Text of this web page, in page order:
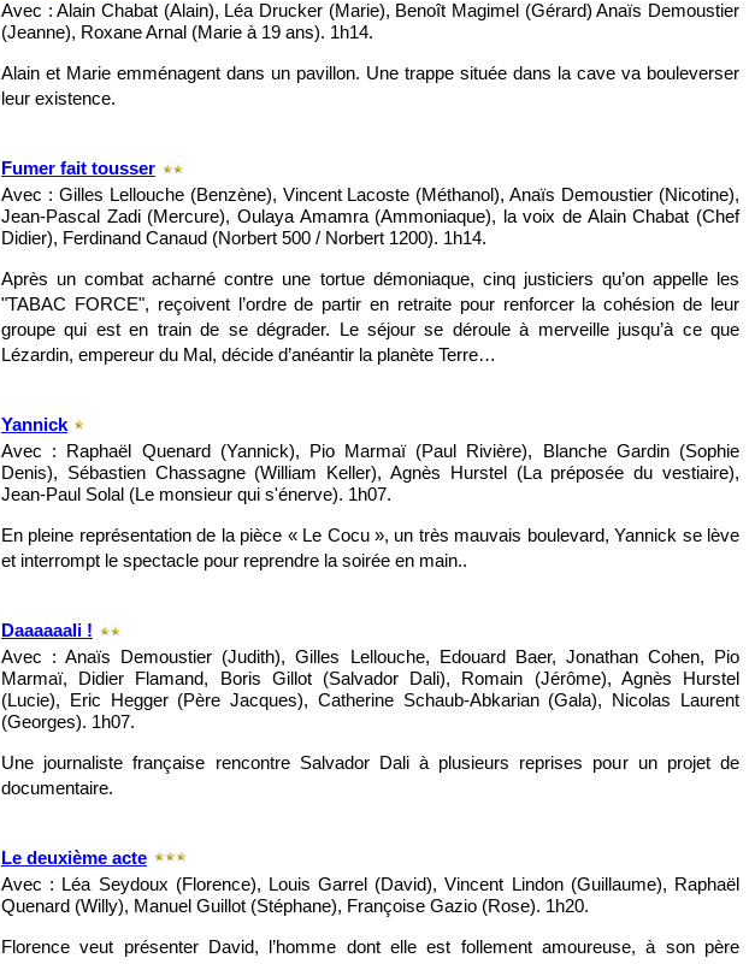
Avec : Alain Chabat (Alain), Léa Drucker (Marie), Benoît Magimel (Gérard) Anaïs Demoustier
(Jeanne), Roxane Arnal (Marie à 19 ans). 1h14.
Alain et Marie emménagent dans un pavillon. Une trappe située dans la cave va bouleverser
leur existence.
Fumer fait tousser
Avec : Gilles Lellouche (Benzène), Vincent Lacoste (Méthanol), Anaïs Demoustier (Nicotine),
Jean-Pascal Zadi (Mercure), Oulaya Amamra (Ammoniaque), la voix de Alain Chabat (Chef
Didier), Ferdinand Canaud (Norbert 500 / Norbert 1200). 1h14.
Après un combat acharné contre une tortue démoniaque, cinq justiciers qu’on appelle les
"TABAC FORCE", reçoivent l’ordre de partir en retraite pour renforcer la cohésion de leur
groupe qui est en train de se dégrader. Le séjour se déroule à merveille jusqu’à ce que
Lézardin, empereur du Mal, décide d’anéantir la planète Terre…
Yannick
Avec : Raphaël Quenard (Yannick), Pio Marmaï (Paul Rivière), Blanche Gardin (Sophie
Denis), Sébastien Chassagne (William Keller), Agnès Hurstel (La préposée du vestiaire),
Jean-Paul Solal (Le monsieur qui s'énerve). 1h07.
En pleine représentation de la pièce « Le Cocu », un très mauvais boulevard, Yannick se lève
et interrompt le spectacle pour reprendre la soirée en main..
Daaaaaali !
Avec : Anaïs Demoustier (Judith), Gilles Lellouche, Edouard Baer, Jonathan Cohen, Pio
Marmaï, Didier Flamand, Boris Gillot (Salvador Dali), Romain (Jérôme), Agnès Hurstel
(Lucie), Eric Hegger (Père Jacques), Catherine Schaub-Abkarian (Gala), Nicolas Laurent
(Georges). 1h07.
Une journaliste française rencontre Salvador Dali à plusieurs reprises pour un projet de
documentaire.
Le deuxième acte
Avec : Léa Seydoux (Florence), Louis Garrel (David), Vincent Lindon (Guillaume), Raphaël
Quenard (Willy), Manuel Guillot (Stéphane), Françoise Gazio (Rose). 1h20.
Florence veut présenter David, l’homme dont elle est follement amoureuse, à son père